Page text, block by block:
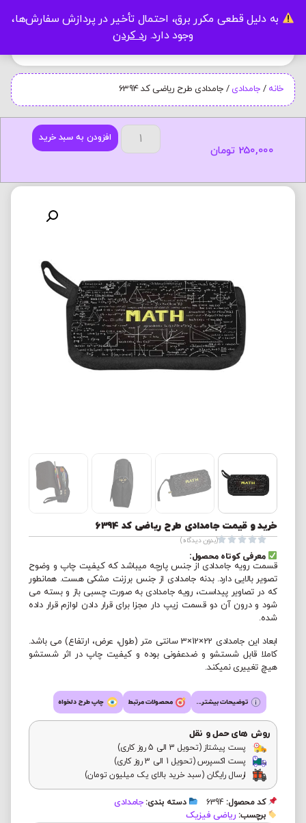
به دلیل قطعی مکرر برق، احتمال تأخیر در پردازش سفارش‌ها،
وجود دارد. رد کردن
خانه / جامدادی / جامدادی طرح ریاضی کد 6394
افزودن به سبد خرید
250,000 تومان
خرید و قیمت جامدادی طرح ریاضی کد 6394




(بدون دیدگاه)
معرفی کوتاه محصول:
قسمت رویه جامدادی از جنس پارچه میباشد که کیفیت چاپ و وضوح
تصویر بالایی دارد. بدنه جامدادی از جنس برزنت مشکی هست. همانطور
که در تصاویر پیداست، رویه جامدادی به صورت چسبی باز و بسته می
شود و درون آن دو قسمت زیپ دار مجزا برای قرار دادن لوازم قرار داده
شده.
ابعاد این جامدادی 22×12×3 سانتی متر (طول، عرض، ارتفاع) می باشد.
کاملا قابل شستشو و ضدعفونی بوده و کیفیت چاپ در اثر شستشو
هیچ تغییری نمیکند.
توضیحات بیشتر... محصولات مرتبط چاپ طرح دلخواه
روش های حمل و نقل
پست پیشتاز (تحویل 3 الی 5 روز کاری)
پست اکسپرس (تحویل 1 الی 3 روز کاری)
ارسال رایگان (سبد خرید بالای یک میلیون تومان)
کد محصول: 6394 دسته بندی: جامدادی
برچسب: ریاضی فیزیک